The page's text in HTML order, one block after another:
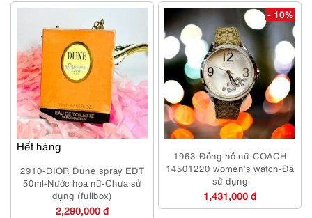
Hết hàng
2910-DIOR Dune spray EDT
50ml-Nước hoa nữ-Chưa sử
dụng (fullbox)
2,290,000 đ
- 10%
1963-Đồng hồ nữ-COACH
14501220 women’s watch-Đã
sử dụng
1,431,000 đ